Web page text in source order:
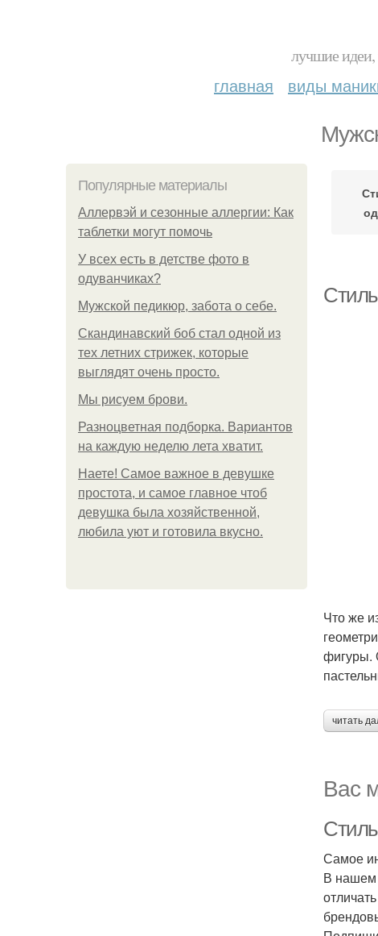
лучшие идеи,
главная виды
Популярные материалы
Аллервэй и сезонные аллергии: Как
таблетки могут помочь
У всех есть в детстве фото в
одуванчиках?
Мужской педикюр, забота о себе.
Скандинавский боб стал одной из
тех летних стрижек, которые
выглядят очень просто.
Мы рисуем брови.
Разноцветная подборка. Вариантов
на каждую неделю лета хватит.
Наете! Самое важное в девушке
простота, и самое главное чтоб
девушка была хозяйственной,
любила уют и готовила вкусно.
Что же
фигуры.
читать
Вас
Самое
В нашем